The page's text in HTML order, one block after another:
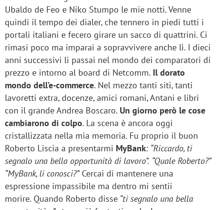
Ubaldo de Feo e Niko Stumpo le mie notti. Venne
quindi il tempo dei dialer, che tennero in piedi tutti i
portali italiani e fecero girare un sacco di quattrini. Ci
rimasi poco ma imparai a sopravvivere anche lì. I dieci
anni successivi li passai nel mondo dei comparatori di
prezzo e intorno al board di Netcomm. Il dorato
mondo dell’e-commerce. Nel mezzo tanti siti, tanti
lavoretti extra, docenze, amici romani, Antani e libri
con il grande Andrea Boscaro. Un giorno però le cose
cambiarono di colpo. La scena è ancora oggi
cristallizzata nella mia memoria. Fu proprio il buon
Roberto Liscia a presentarmi MyBank: “Riccardo, ti
segnalo una bella opportunità di lavoro”. “Quale Roberto?”
“MyBank, li conosci?”Cercai di mantenere una
espressione impassibile ma dentro mi sentii
morire. Quando Roberto disse “ti segnalo una bella